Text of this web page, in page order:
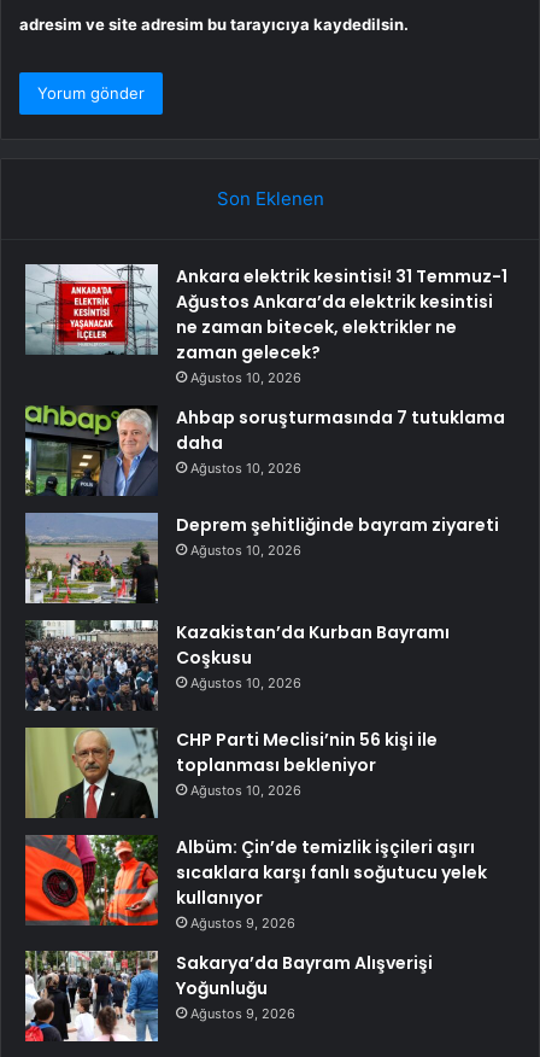
adresim ve site adresim bu tarayıcıya kaydedilsin.
Son Eklenen
Ankara elektrik kesintisi! 31 Temmuz-1
Ağustos Ankara’da elektrik kesintisi
ne zaman bitecek, elektrikler ne
zaman gelecek?
Ağustos 10, 2026
Ahbap soruşturmasında 7 tutuklama
daha
Ağustos 10, 2026
Deprem şehitliğinde bayram ziyareti
Ağustos 10, 2026
Kazakistan’da Kurban Bayramı
Coşkusu
Ağustos 10, 2026
CHP Parti Meclisi’nin 56 kişi ile
toplanması bekleniyor
Ağustos 10, 2026
Albüm: Çin’de temizlik işçileri aşırı
sıcaklara karşı fanlı soğutucu yelek
kullanıyor
Ağustos 9, 2026
Sakarya’da Bayram Alışverişi
Yoğunluğu
Ağustos 9, 2026